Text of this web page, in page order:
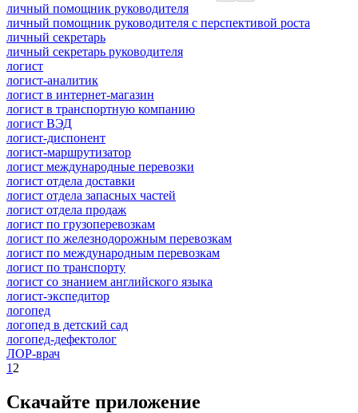
личный помощник руководителя
личный помощник руководителя с перспективой роста
личный секретарь
личный секретарь руководителя
логист
логист-аналитик
логист в интернет-магазин
логист в транспортную компанию
логист ВЭД
логист-диспонент
логист-маршрутизатор
логист международные перевозки
логист отдела доставки
логист отдела запасных частей
логист отдела продаж
логист по грузоперевозкам
логист по железнодорожным перевозкам
логист по международным перевозкам
логист по транспорту
логист со знанием английского языка
логист-экспедитор
логопед
логопед в детский сад
логопед-дефектолог
ЛОР-врач
1 2
Скачайте приложение